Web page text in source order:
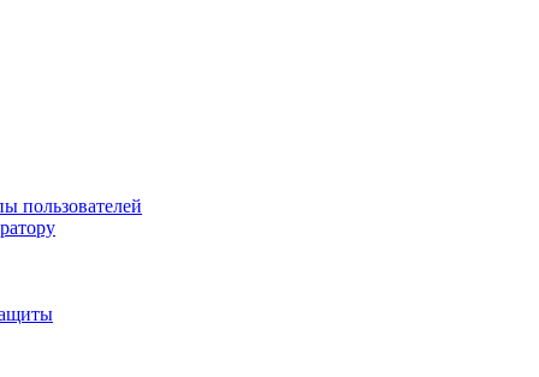
пользователей